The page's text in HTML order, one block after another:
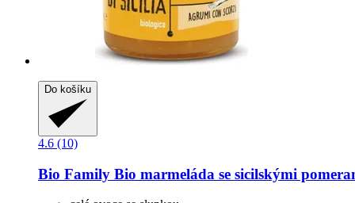
Do košíku
4.6 (10)
Bio Family Bio marmeláda se sicilskými